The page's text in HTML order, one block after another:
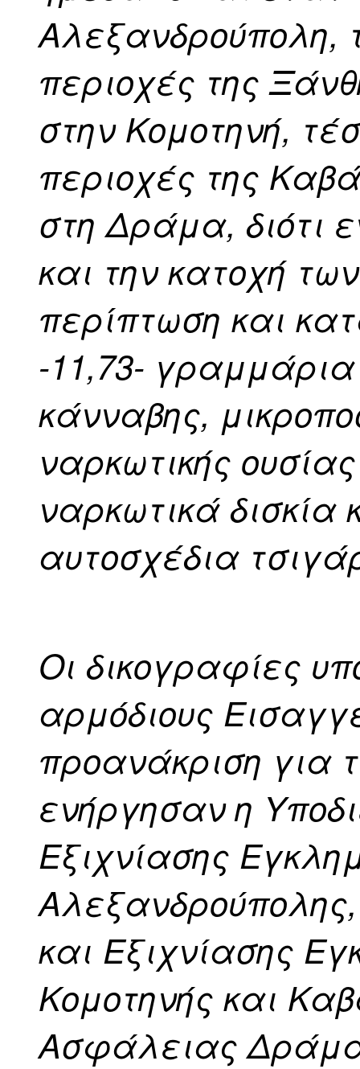
Αλεξανδρούπολη,
περιοχές της
στην Κομοτηνή,
περιοχές της
στη Δράμα, διότι
και την κατοχή
περίπτωση και
-11,73-
κάνναβης,
ναρκωτικής
ναρκωτικά δισκία
αυτοσχέδια
Οι δικογραφίες
αρμόδιους
προανάκριση για
ενήργησαν η
Εξιχνίασης
και Εξιχνίασης
Κομοτηνής και
Ασφάλειας